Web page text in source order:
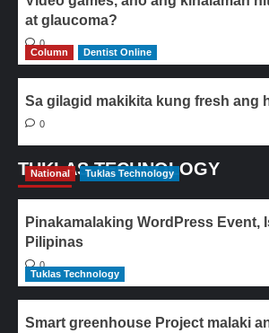
at glaucoma?
0
Column
Dentist Online
Sa gilagid makikita kung fresh ang
0
TUKLAS TECHNOLOGY
National Tuklas Technology
Pinakamalaking WordPress Event,
Pilipinas
0
Tuklas Technology
Smart greenhouse Project malaki